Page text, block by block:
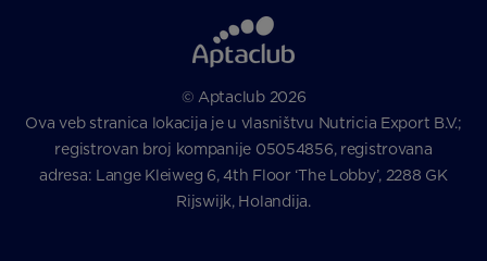
© Aptaclub 2026
Ova veb stranica lokacija je u vlasništvu Nutricia Export B.V.;
registrovan broj kompanije 05054856, registrovana
adresa: Lange Kleiweg 6, 4th Floor ‘The Lobby’, 2288 GK
Rijswijk, Holandija.